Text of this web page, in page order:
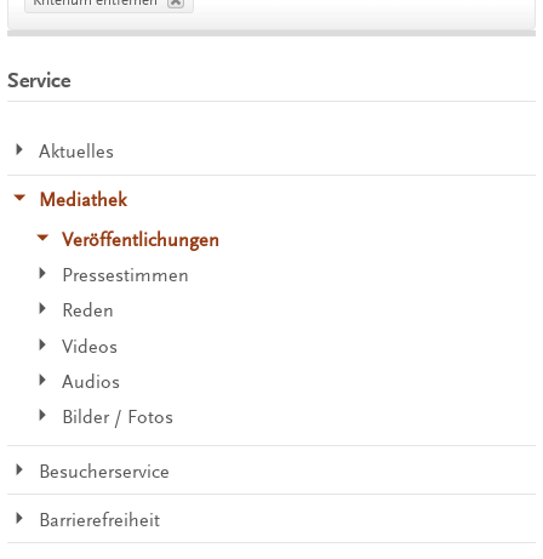
Service
Aktuelles
Mediathek
Veröffentlichungen
Pressestimmen
Reden
Videos
Audios
Bilder / Fotos
Besucherservice
Barrierefreiheit